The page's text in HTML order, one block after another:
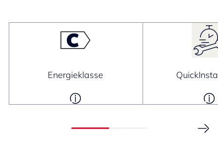
Energieklasse